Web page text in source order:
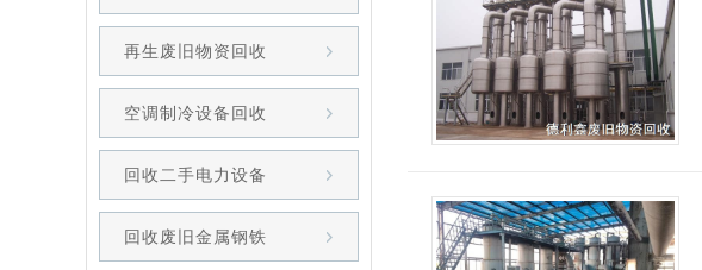
再生废旧物资回收
空调制冷设备回收
回收二手电力设备
回收废旧金属钢铁